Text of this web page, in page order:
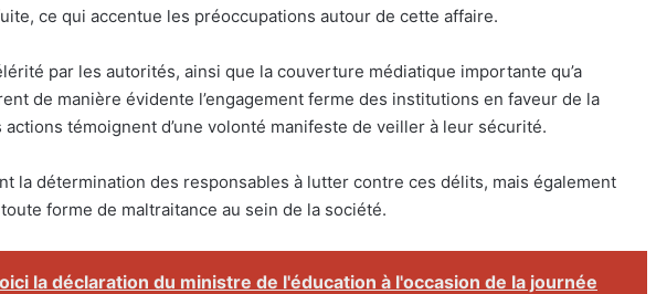
ce qui accentue les préoccupations autour de cette affaire.
par les autorités, ainsi que la couverture médiatique importante qu’a
de manière évidente l’engagement ferme des institutions en faveur de la
témoignent d’une volonté manifeste de veiller à leur sécurité.
la détermination des responsables à lutter contre ces délits, mais également
forme de maltraitance au sein de la société.
la déclaration du ministre de l'éducation à l'occasion de la journée